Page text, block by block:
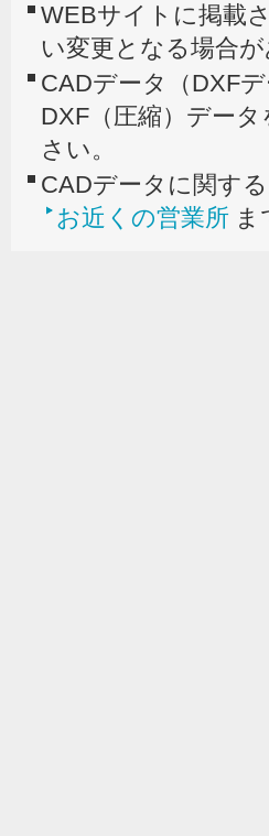
WEBサイトに掲載
い変更となる場合が
CADデータ（DXF
DXF（圧縮）デー
さい。
CADデータに関す
お近くの営業所